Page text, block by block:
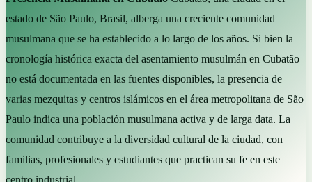
estado de São Paulo, Brasil, alberga una creciente comunidad
musulmana que se ha establecido a lo largo de los años. Si bien la
cronología histórica exacta del asentamiento musulmán en Cubatão
no está documentada en las fuentes disponibles, la presencia de
varias mezquitas y centros islámicos en el área metropolitana de São
Paulo indica una población musulmana activa y de larga data. La
comunidad contribuye a la diversidad cultural de la ciudad, con
familias, profesionales y estudiantes que practican su fe en este
centro industrial.